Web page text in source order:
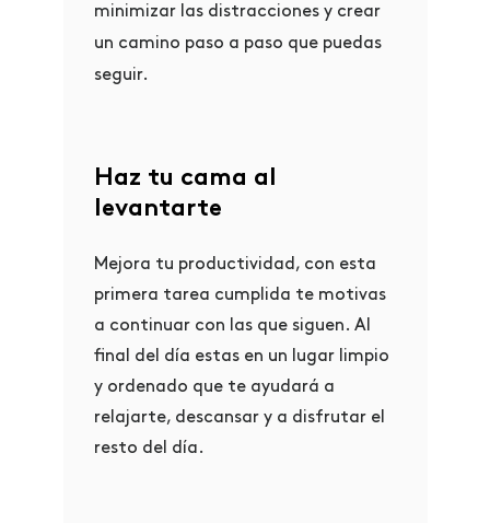
minimizar las distracciones y crear
un camino paso a paso que puedas
seguir.
Haz tu cama al
levantarte
Mejora tu productividad, con esta
primera tarea cumplida te motivas
a continuar con las que siguen. Al
final del día estas en un lugar limpio
y ordenado que te ayudará a
relajarte, descansar y a disfrutar el
resto del día.